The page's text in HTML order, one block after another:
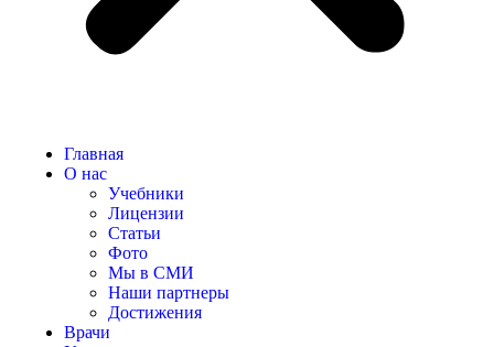
Главная
О нас
Учебники
Лицензии
Статьи
Фото
Мы в СМИ
Наши партнеры
Достижения
Врачи